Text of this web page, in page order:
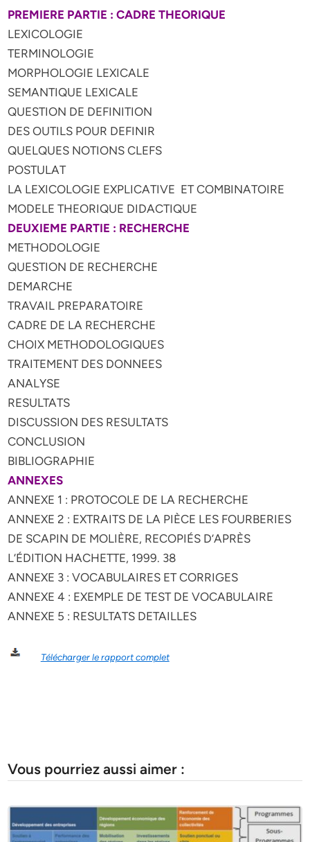
PREMIERE PARTIE : CADRE THEORIQUE
LEXICOLOGIE
TERMINOLOGIE
MORPHOLOGIE LEXICALE
SEMANTIQUE LEXICALE
QUESTION DE DEFINITION
DES OUTILS POUR DEFINIR
QUELQUES NOTIONS CLEFS
POSTULAT
LA LEXICOLOGIE EXPLICATIVE ET COMBINATOIRE
MODELE THEORIQUE DIDACTIQUE
DEUXIEME PARTIE : RECHERCHE
METHODOLOGIE
QUESTION DE RECHERCHE
DEMARCHE
TRAVAIL PREPARATOIRE
CADRE DE LA RECHERCHE
CHOIX METHODOLOGIQUES
TRAITEMENT DES DONNEES
ANALYSE
RESULTATS
DISCUSSION DES RESULTATS
CONCLUSION
BIBLIOGRAPHIE
ANNEXES
ANNEXE 1 : PROTOCOLE DE LA RECHERCHE
ANNEXE 2 : EXTRAITS DE LA PIÈCE LES FOURBERIES
DE SCAPIN DE MOLIÈRE, RECOPIÉS D’APRÈS
L’ÉDITION HACHETTE, 1999. 38
ANNEXE 3 : VOCABULAIRES ET CORRIGES
ANNEXE 4 : EXEMPLE DE TEST DE VOCABULAIRE
ANNEXE 5 : RESULTATS DETAILLES
Télécharger le rapport complet
Vous pourriez aussi aimer :